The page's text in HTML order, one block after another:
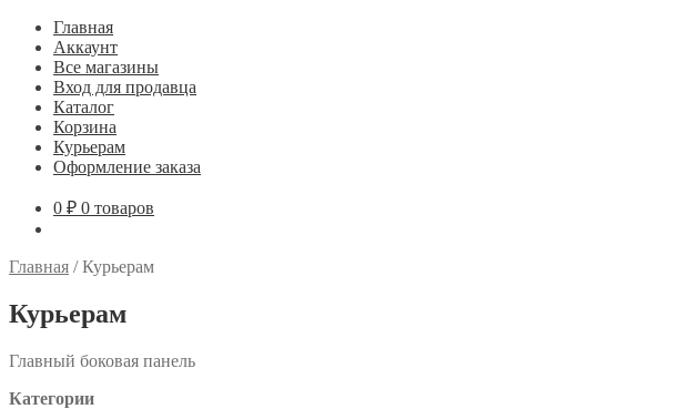
Главная
Аккаунт
Все магазины
Вход для продавца
Каталог
Корзина
Курьерам
Оформление заказа
0 ₽ 0 товаров
Главная /Курьерам
Курьерам
Главный боковая панель
Категории